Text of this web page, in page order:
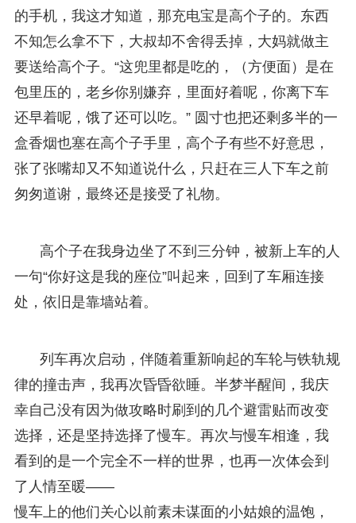
的手机，我这才知道，那充电宝是高个子的。东西
不知怎么拿不下，大叔却不舍得丢掉，大妈就做主
要送给高个子。“这兜里都是吃的，（方便面）是在
包里压的，老乡你别嫌弃，里面好着呢，你离下车
还早着呢，饿了还可以吃。” 圆寸也把还剩多半的一
盒香烟也塞在高个子手里，高个子有些不好意思，
张了张嘴却又不知道说什么，只赶在三人下车之前
匆匆道谢，最终还是接受了礼物。
高个子在我身边坐了不到三分钟，被新上车的人
一句“你好这是我的座位”叫起来，回到了车厢连接
处，依旧是靠墙站着。
列车再次启动，伴随着重新响起的车轮与铁轨规
律的撞击声，我再次昏昏欲睡。半梦半醒间，我庆
幸自己没有因为做攻略时刷到的几个避雷贴而改变
选择，还是坚持选择了慢车。再次与慢车相逢，我
看到的是一个完全不一样的世界，也再一次体会到
了人情至暖——
慢车上的他们关心以前素未谋面的小姑娘的温饱，